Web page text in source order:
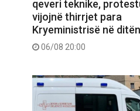
qeveri teknike,
vijojnë thirrjet para
Kryeministrisë në
06/08 20:00